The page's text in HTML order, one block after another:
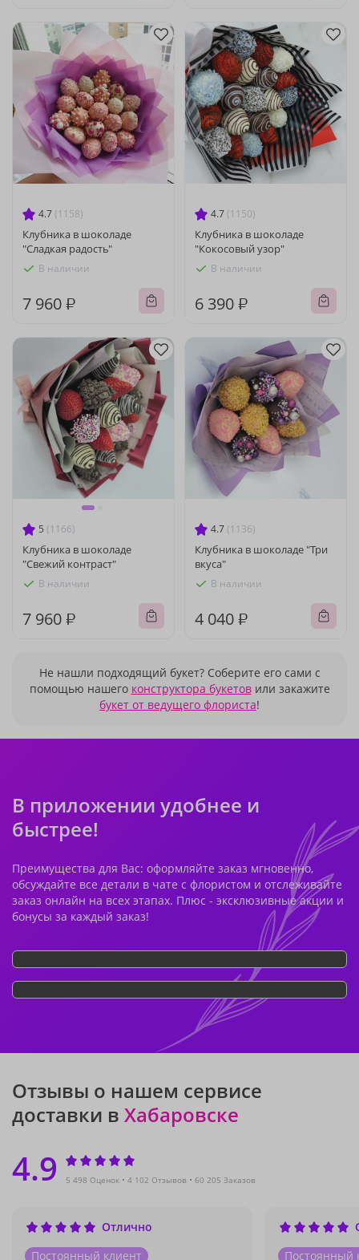
4.7 (1158)
Клубника в шоколаде
"Сладкая радость"
В наличии
7 960 ₽
4.7 (1150)
Клубника в шоколаде
"Кокосовый узор"
В наличии
6 390 ₽
5 (1166)
Клубника в шоколаде
"Свежий контраст"
В наличии
7 960 ₽
4.7 (1136)
Клубника в шоколаде "Три
вкуса"
В наличии
4 040 ₽
Не нашли подходящий букет? Соберите его сами с
помощью нашего конструктора букетовили закажите
букет от ведущего флориста!
В приложении удобнее и
быстрее!
Преимущества для Вас: оформляйте заказ мгновенно,
обсуждайте все детали в чате с флористом и отслеживайте
заказ онлайн на всех этапах. Плюс - эксклюзивные акции и
бонусы за каждый заказ!
Отзывы о нашем сервисе
доставки в Хабаровске
4.9 5 498 Оценок 4 102 Отзывов 60 205 Заказов
Отлично
Постоянный клиент
Постоянный